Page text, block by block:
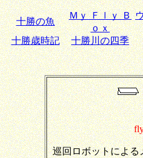
十勝の魚
Ｍｙ Ｆｌｙ Ｂ
ｏｘ
十勝歳時記 十勝川の四季
巡回ロボットによる